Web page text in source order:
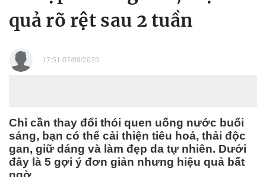
quả rõ rệt sau 2 tuần
17:51 07/09/2025
Chỉ cần thay đổi thói quen uống nước buổi
sáng, bạn có thể cải thiện tiêu hoá, thải độc
gan, giữ dáng và làm đẹp da tự nhiên. Dưới
đây là 5 gợi ý đơn giản nhưng hiệu quả bất